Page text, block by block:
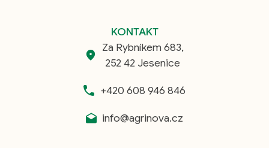
KONTAKT
Za Rybníkem 683,
252 42 Jesenice
+420 608 946 846
info@agrinova.cz